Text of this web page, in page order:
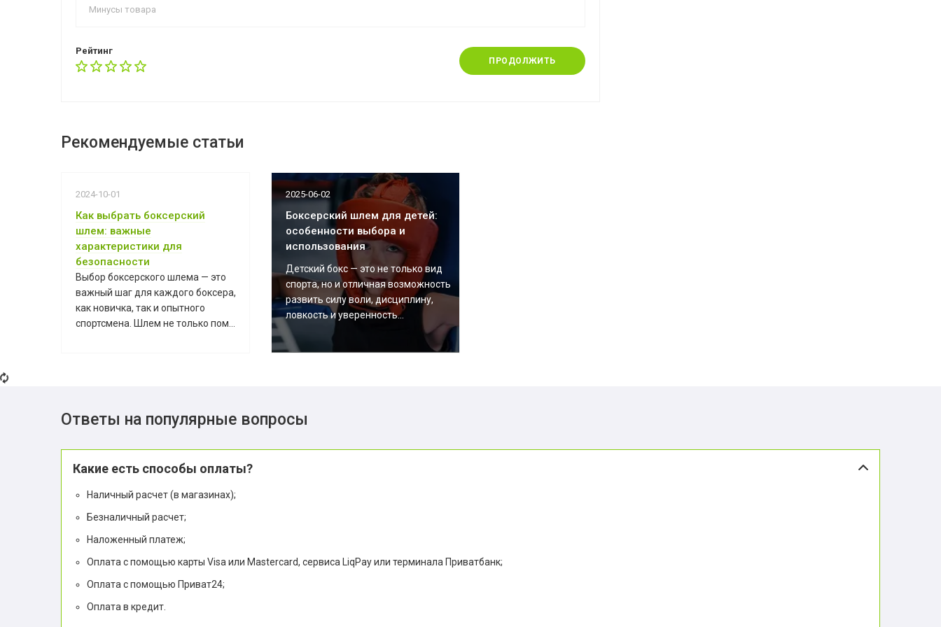
Рейтинг
ПРОДОЛЖИТЬ
Рекомендуемые статьи
2024-10-01
Как выбрать боксерский
шлем: важные
характеристики для
безопасности
Выбор боксерского шлема — это
важный шаг для каждого боксера,
как новичка, так и опытного
спортсмена. Шлем не только пом...
2025-06-02
Боксерский шлем для детей:
особенности выбора и
использования
Детский бокс — это не только вид
спорта, но и отличная возможность
развить силу воли, дисциплину,
ловкость и уверенность...
Ответы на популярные вопросы
Какие есть способы оплаты?
Наличный расчет (в магазинах);
Безналичный расчет;
Наложенный платеж;
Оплата с помощью карты Visa или Mastercard, сервиса LiqPay или терминала Приватбанк;
Оплата с помощью Приват24;
Оплата в кредит.